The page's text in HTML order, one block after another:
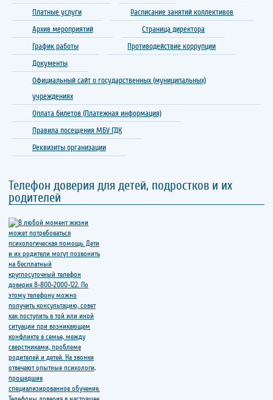
Платные услуги
Расписание занятий коллективов
Архив мероприятий
Страница директора
График работы
Противодействие коррупции
Документы
Официальный сайт о государственных (муниципальных)
учреждениях
Оплата билетов (Платежная информация)
Правила посещения МБУ ГДК
Реквизиты организации
Телефон доверия для детей, подростков и их
родителей